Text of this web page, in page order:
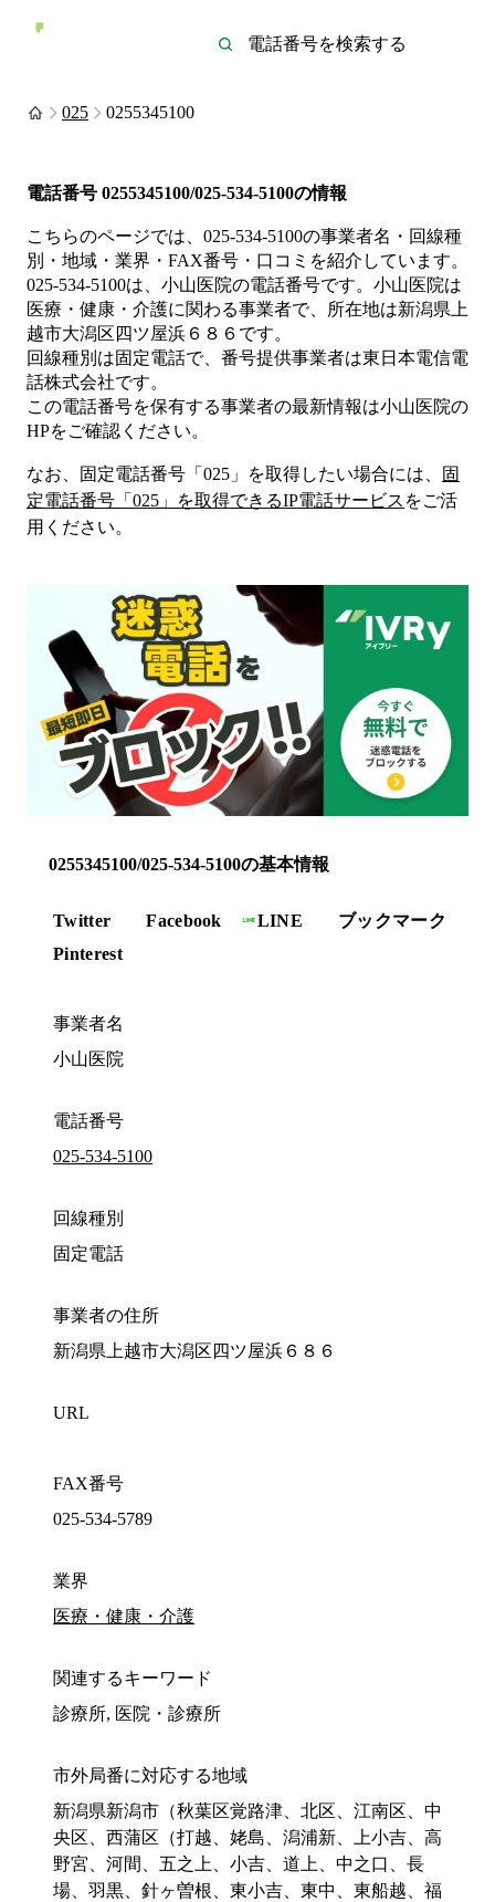
025 0255345100
電話番号 0255345100/025-534-5100の情報
こちらのページでは、 025-534-5100の事業者名・回線種
別・地域・業界・FAX番号・口コミを紹介しています。
025-534-5100は、 小山医院の電話番号です。 小山医院は
医療・健康・介護に関わる事業者で、所在地は新潟県上
越市大潟区四ツ屋浜６８６ です。
回線種別は固定電話で、番号提供事業者は東日本電信電
話株式会社です。
この電話番号を保有する事業者の最新情報は小山医院の
HPをご確認ください。
なお、固定電話番号「 025 」を取得したい場合には、
固
定電話番号「 025 」を取得できるIP電話サービス をご活
用ください。
0255345100/025-534-5100の基本情報
Twitter Facebook LINE
ブックマーク
Pinterest
事業者名
小山医院
電話番号
025-534-5100
回線種別
固定電話
事業者の住所
新潟県上越市大潟区四ツ屋浜６８６
URL
FAX番号
025-534-5789
業界
医療・健康・介護
関連するキーワード
診療所, 医院・診療所
市外局番に対応する地域
新潟県新潟市（秋葉区覚路津、北区、江南区、中
央区、西蒲区（打越、姥島、潟浦新、上小吉、高
野宮、河間、五之上、小吉、道上、中之口、長
場、羽黒、針ヶ曽根、東小吉、東中、東船越、福